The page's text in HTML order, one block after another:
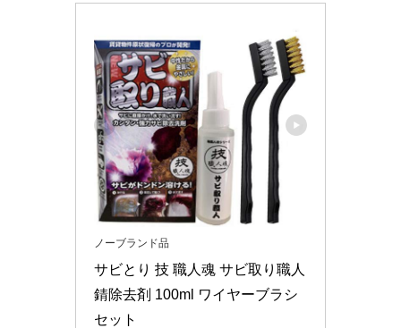
ノーブランド品
サビとり 技 職人魂 サビ取り職人
錆除去剤 100ml ワイヤーブラシ
セット